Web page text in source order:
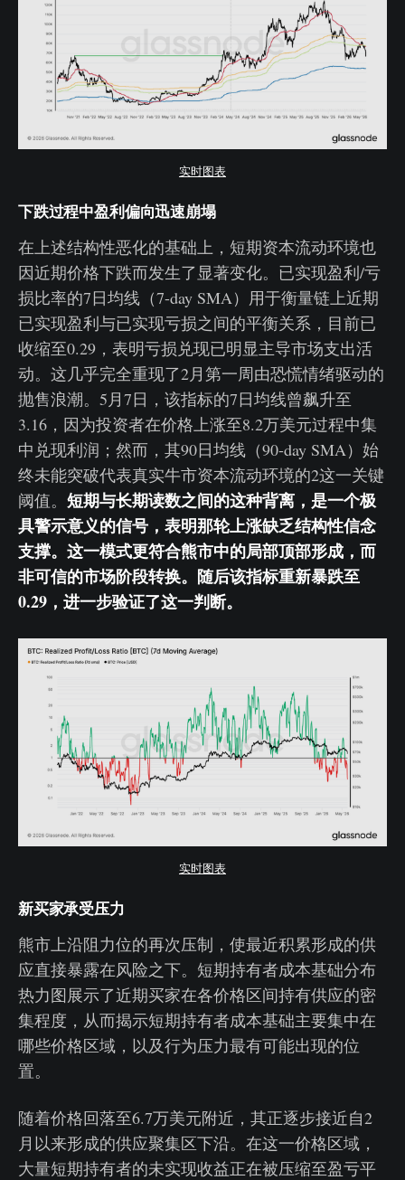
实时图表
下跌过程中盈利偏向迅速崩塌
在上述结构性恶化的基础上，短期资本流动环境也
因近期价格下跌而发生了显著变化。已实现盈利/亏
损比率的7日均线（7-day SMA）用于衡量链上近期
已实现盈利与已实现亏损之间的平衡关系，目前已
收缩至0.29，表明亏损兑现已明显主导市场支出活
动。这几乎完全重现了2月第一周由恐慌情绪驱动的
抛售浪潮。5月7日，该指标的7日均线曾飙升至
3.16，因为投资者在价格上涨至8.2万美元过程中集
中兑现利润；然而，其90日均线（90-day SMA）始
终未能突破代表真实牛市资本流动环境的2这一关键
阈值。 短期与长期读数之间的这种背离，是一个极
具警示意义的信号，表明那轮上涨缺乏结构性信念
支撑。这一模式更符合熊市中的局部顶部形成，而
非可信的市场阶段转换。随后该指标重新暴跌至
0.29，进一步验证了这一判断。
实时图表
新买家承受压力
熊市上沿阻力位的再次压制，使最近积累形成的供
应直接暴露在风险之下。短期持有者成本基础分布
热力图展示了近期买家在各价格区间持有供应的密
集程度，从而揭示短期持有者成本基础主要集中在
哪些价格区域，以及行为压力最有可能出现的位
置。
随着价格回落至6.7万美元附近，其正逐步接近自2
月以来形成的供应聚集区下沿。在这一价格区域，
大量短期持有者的未实现收益正在被压缩至盈亏平